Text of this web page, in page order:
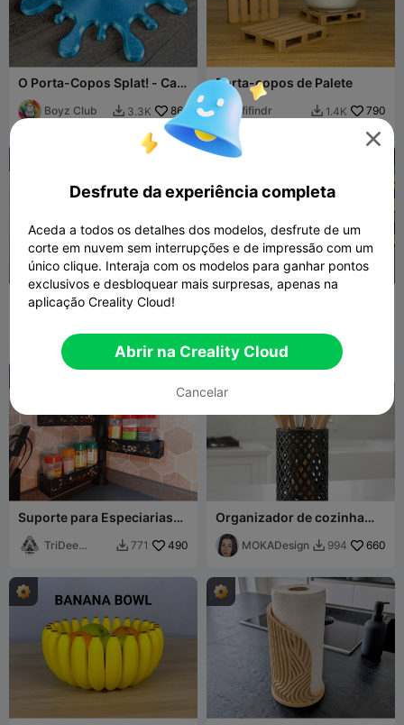
O Porta-Copos Splat! - Café
Chá Cerveja Milkshake
Suco Matcha
Boyz Club  3.3K 861
Porta-copos de Palete
fifindr  1.4K 790
Conjunto de Funis de
Rosca para Garrafas
Suporte para Especiarias
TriDee
 771 490
Organizador de cozinha
Baloo - MOKA Design
MOKADesign  994 660

Desfrute da experiência completa
Aceda a todos os detalhes dos modelos, desfrute de um
corte em nuvem sem interrupções e de impressão com um
único clique. Interaja com os modelos para ganhar pontos
exclusivos e desbloquear mais surpresas, apenas na
aplicação Creality Cloud!
Abrir na Creality Cloud
Cancelar